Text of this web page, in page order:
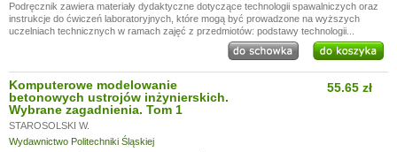
Podręcznik zawiera materiały dydaktyczne dotyczące technologii spawalniczych oraz
instrukcje do ćwiczeń laboratoryjnych, które mogą być prowadzone na wyższych
uczelniach technicznych w ramach zajęć z przedmiotów: podstawy technologii...
Komputerowe modelowanie
betonowych ustrojów inżynierskich.
Wybrane zagadnienia. Tom 1
STAROSOLSKI W.
Wydawnictwo Politechniki Śląskiej
55.65 zł